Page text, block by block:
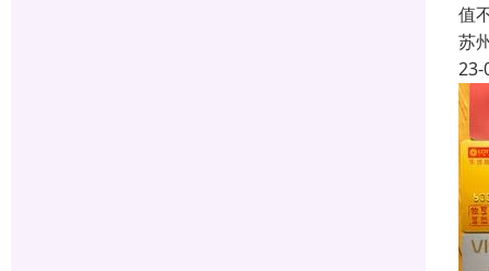
值
苏
23-